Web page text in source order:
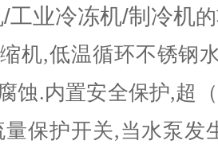
工业冷冻机/制冷机
机,低温循环不锈钢
蚀.内置安全保护,超
保护开关,当水泵发